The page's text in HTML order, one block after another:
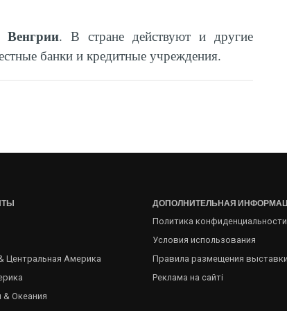
. В стране действуют и другие
банки и кредитные учреждения.
Центральная Америка
& Океания
ДОПОЛНИТЕЛЬНАЯ
Политика конфиденциальности
Условия использования
Правила размещения выставки
Реклама на сайті